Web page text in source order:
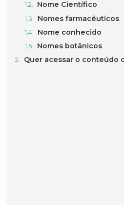
Nome Científico
Nomes farmacêuticos
Nome conhecido
Nomes botânicos
Quer acessar o conteúdo